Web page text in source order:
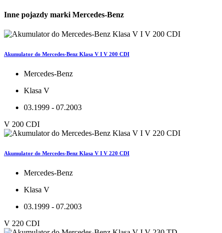
Inne pojazdy marki Mercedes-Benz
Akumulator do Mercedes-Benz Klasa V I V 200 CDI
Mercedes-Benz
Klasa V
03.1999 - 07.2003
V 200 CDI
Akumulator do Mercedes-Benz Klasa V I V 220 CDI
Mercedes-Benz
Klasa V
03.1999 - 07.2003
V 220 CDI